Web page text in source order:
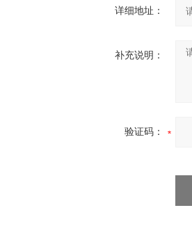
详细地址：
补充说明：
验证码：